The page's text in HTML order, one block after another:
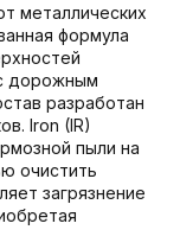
металлических
формула
дорожным
разработан
Iron (IR)
пыли на
очистить
загрязнение